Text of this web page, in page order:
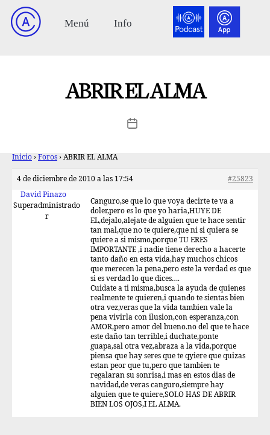
ABRIR EL ALMA
Inicio › Foros › ABRIR EL ALMA
4 de diciembre de 2010 a las 17:54
#25823
David Pinazo
Superadministrado
r
Canguro,se que lo que voya decirte te va a
doler,pero es lo que yo haria,HUYE DE
EL,dejalo,alejate de alguien que te hace sentir
tan mal,que no te quiere,que ni si quiera se
quiere a si mismo,porque TU ERES
IMPORTANTE ,i nadie tiene derecho a hacerte
tanto daño en esta vida,hay muchos chicos
que merecen la pena,pero este la verdad es que
si es verdad lo que dices….
Cuidate a ti misma,busca la ayuda de quienes
realmente te quieren,i quando te sientas bien
otra vez,veras que la vida tambien vale la
pena vivirla con ilusion,con esperanza,con
AMOR,pero amor del bueno.no del que te hace
este daño tan terrible,i duchate,ponte
guapa,sal otra vez,abraza a la vida,porque
piensa que hay seres que te qyiere que quizas
estan peor que tu,pero que tambien te
regalaran su sonrisa,i mas en estos dias de
navidad,de veras canguro,siempre hay
alguien que te quiere,SOLO HAS DE ABRIR
BIEN LOS OJOS,I EL ALMA.